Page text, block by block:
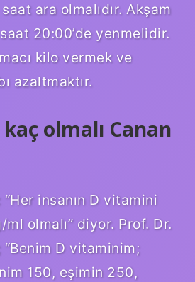
ara olmalıdır. Akşam
20:00’de yenmelidir.
kilo vermek ve
azaltmaktır.
olmalı Canan
insanın D vitamini
olmalı” diyor. Prof. Dr.
D vitaminim;
150, eşimin 250,